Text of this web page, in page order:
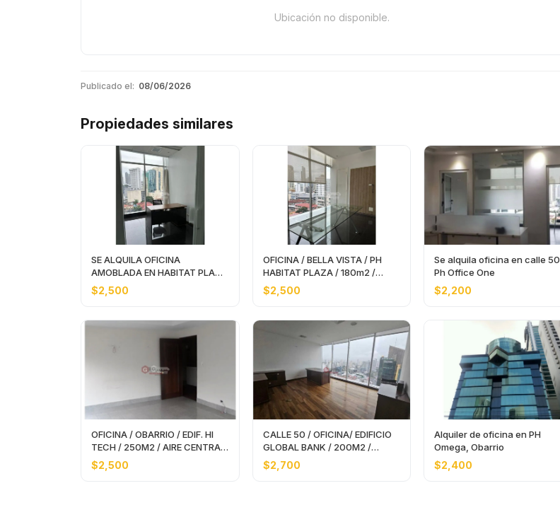
Ubicación no disponible.
Publicado el: 08/06/2026
Propiedades similares
SE ALQUILA OFICINA
AMOBLADA EN HABITAT PLAZA
DE 180m2
$2,500
OFICINA / BELLA VISTA / PH
HABITAT PLAZA / 180m2 /
AMOBLADA
$2,500
Se alquila oficina en calle 50,
Ph Office One
$2,200
OFICINA / OBARRIO / EDIF. HI
TECH / 250M2 / AIRE CENTRAL
/ VACIA
$2,500
CALLE 50 / OFICINA/ EDIFICIO
GLOBAL BANK / 200M2 /
AMOBLADO
$2,700
Alquiler de oficina en PH
Omega, Obarrio
$2,400